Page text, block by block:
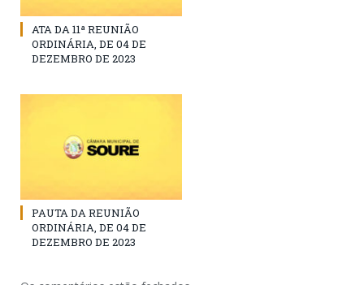
ATA DA 11ª REUNIÃO
ORDINÁRIA, DE 04 DE
DEZEMBRO DE 2023
PAUTA DA REUNIÃO
ORDINÁRIA, DE 04 DE
DEZEMBRO DE 2023